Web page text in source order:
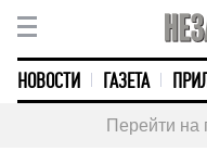
НОВОСТИ ГАЗЕТА
Перейти на